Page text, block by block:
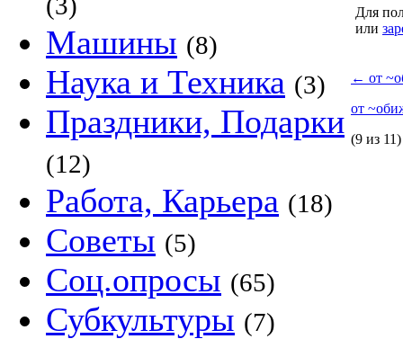
Машины (8)
Наука и Техника (3)
Праздники, Подарки
(12)
Работа, Карьера (18)
Советы (5)
Соц.опросы (65)
Субкультуры (7)
Для
или
← от
от
(9 из 11)